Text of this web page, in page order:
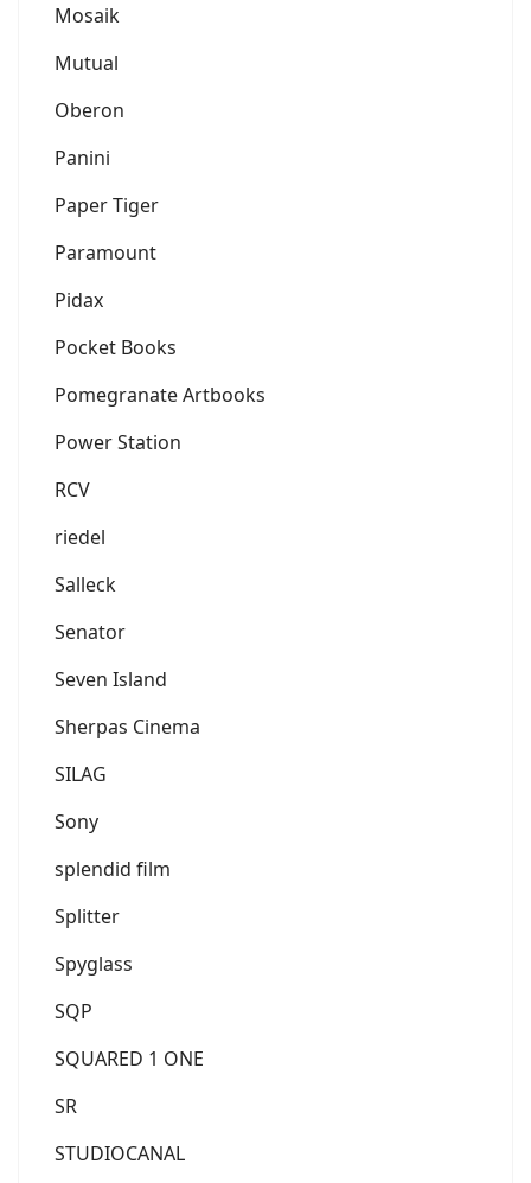
Mosaik
Mutual
Oberon
Panini
Paper Tiger
Paramount
Pidax
Pocket Books
Pomegranate Artbooks
Power Station
RCV
riedel
Salleck
Senator
Seven Island
Sherpas Cinema
SILAG
Sony
splendid film
Splitter
Spyglass
SQP
SQUARED 1 ONE
SR
STUDIOCANAL